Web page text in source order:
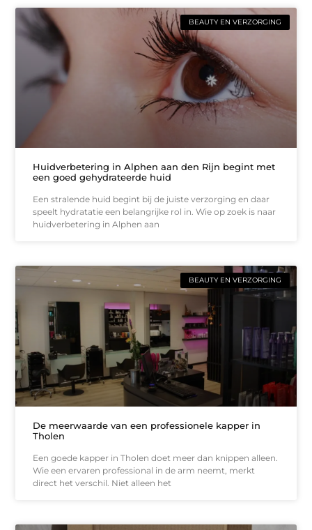
BEAUTY EN VERZORGING
Huidverbetering in Alphen aan den Rijn begint met
een goed gehydrateerde huid
Een stralende huid begint bij de juiste verzorging en daar
speelt hydratatie een belangrijke rol in. Wie op zoek is naar
huidverbetering in Alphen aan
BEAUTY EN VERZORGING
De meerwaarde van een professionele kapper in
Tholen
Een goede kapper in Tholen doet meer dan knippen alleen.
Wie een ervaren professional in de arm neemt, merkt
direct het verschil. Niet alleen het